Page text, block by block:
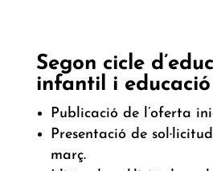
Segon cicle
infantil i
Publicació de l’oferta
Presentació de
març.